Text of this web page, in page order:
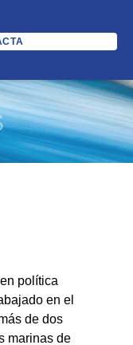
política
en el
de dos
marinas de